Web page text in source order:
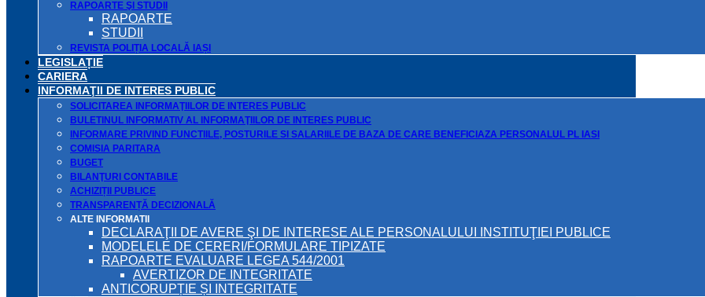
RAPOARTE ŞI STUDII
RAPOARTE
STUDII
REVISTA POLIȚIA LOCALĂ IAȘI
LEGISLAȚIE
CARIERA
INFORMAŢII DE INTERES PUBLIC
SOLICITAREA INFORMAŢIILOR DE INTERES PUBLIC
BULETINUL INFORMATIV AL INFORMAŢIILOR DE INTERES PUBLIC
INFORMARE PRIVIND FUNCTIILE, POSTURILE SI SALARIILE DE BAZA DE CARE BENEFICIAZA PERSONALUL PL IASI
COMISIA PARITARA
BUGET
BILANŢURI CONTABILE
ACHIZIȚII PUBLICE
TRANSPARENȚĂ DECIZIONALĂ
ALTE INFORMATII
DECLARAŢII DE AVERE ŞI DE INTERESE ALE PERSONALULUI INSTITUŢIEI PUBLICE
MODELELE DE CERERI/FORMULARE TIPIZATE
RAPOARTE EVALUARE LEGEA 544/2001
AVERTIZOR DE INTEGRITATE
ANTICORUPȚIE ȘI INTEGRITATE